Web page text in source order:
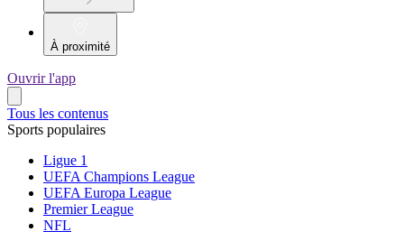
À proximité
Ouvrir l'app
Tous les contenus
Sports populaires
Ligue 1
UEFA Champions League
UEFA Europa League
Premier League
NFL